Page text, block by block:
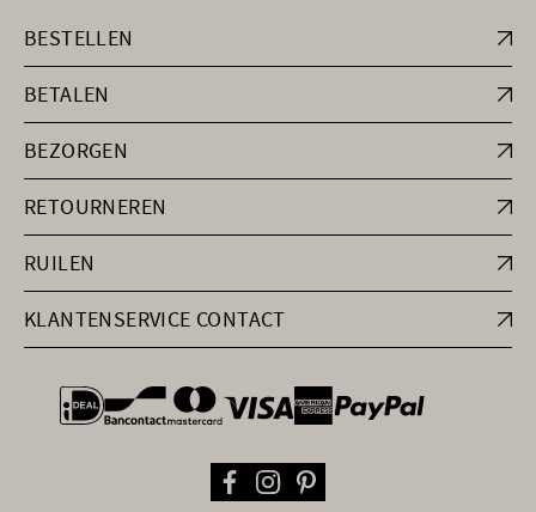
BESTELLEN
BETALEN
BEZORGEN
RETOURNEREN
RUILEN
KLANTENSERVICE CONTACT
general.paymentOptions